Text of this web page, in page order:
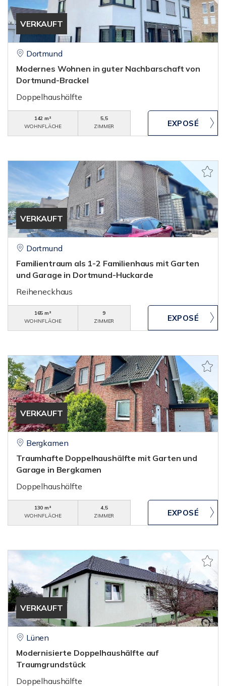
VERKAUFT
Dortmund
Modernes Wohnen in guter Nachbarschaft von
Dortmund-Brackel
Doppelhaushälfte
142 m²
WOHNFLÄCHE
5,5
ZIMMER
VERKAUFT
Dortmund
Familientraum als 1-2 Familienhaus mit Garten
und Garage in Dortmund-Huckarde
Reiheneckhaus
165 m²
WOHNFLÄCHE
9
ZIMMER
VERKAUFT
Bergkamen
Traumhafte Doppelhaushälfte mit Garten und
Garage in Bergkamen
Doppelhaushälfte
130 m²
WOHNFLÄCHE
4,5
ZIMMER
VERKAUFT
Lünen
Modernisierte Doppelhaushälfte auf
Traumgrundstück
Doppelhaushälfte